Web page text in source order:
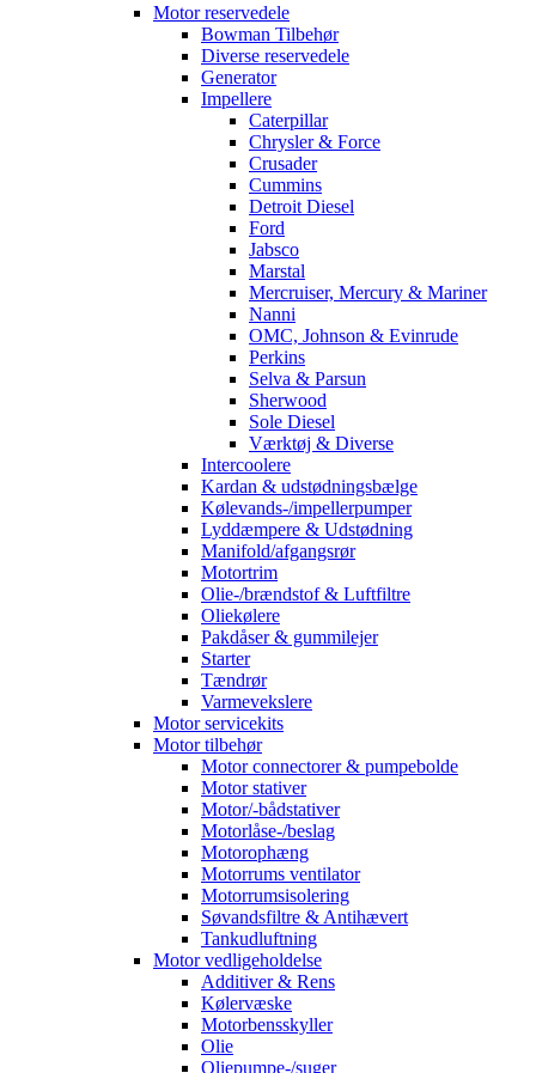
Motor reservedele
Bowman Tilbehør
Diverse reservedele
Generator
Impellere
Caterpillar
Chrysler & Force
Crusader
Cummins
Detroit Diesel
Ford
Jabsco
Marstal
Mercruiser, Mercury & Mariner
Nanni
OMC, Johnson & Evinrude
Perkins
Selva & Parsun
Sherwood
Sole Diesel
Værktøj & Diverse
Intercoolere
Kardan & udstødningsbælge
Kølevands-/impellerpumper
Lyddæmpere & Udstødning
Manifold/afgangsrør
Motortrim
Olie-/brændstof & Luftfiltre
Oliekølere
Pakdåser & gummilejer
Starter
Tændrør
Varmevekslere
Motor servicekits
Motor tilbehør
Motor connectorer & pumpebolde
Motor stativer
Motor/-bådstativer
Motorlåse-/beslag
Motorophæng
Motorrums ventilator
Motorrumsisolering
Søvandsfiltre & Antihævert
Tankudluftning
Motor vedligeholdelse
Additiver & Rens
Kølervæske
Motorbensskyller
Olie
Oliepumpe-/suger